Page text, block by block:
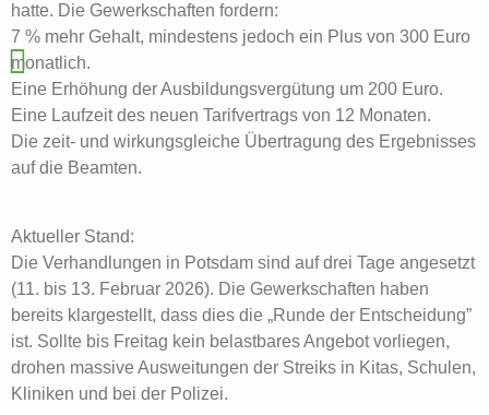
hatte. Die Gewerkschaften fordern:
​7 % mehr Gehalt, mindestens jedoch ein Plus von 300 Euro
monatlich.
​Eine Erhöhung der Ausbildungsvergütung um 200 Euro.
​Eine Laufzeit des neuen Tarifvertrags von 12 Monaten.
​Die zeit- und wirkungsgleiche Übertragung des Ergebnisses
auf die Beamten.
Aktueller Stand:
​Die Verhandlungen in Potsdam sind auf drei Tage angesetzt
(11. bis 13. Februar 2026). Die Gewerkschaften haben
bereits klargestellt, dass dies die „Runde der Entscheidung”
ist. Sollte bis Freitag kein belastbares Angebot vorliegen,
drohen massive Ausweitungen der Streiks in Kitas, Schulen,
Kliniken und bei der Polizei.